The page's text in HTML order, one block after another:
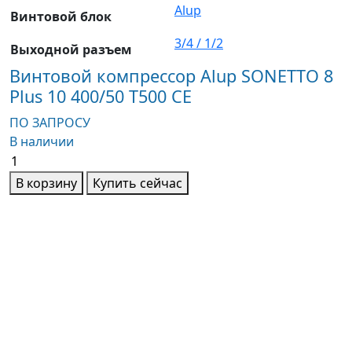
Винтовой блок Alup
Выходной разъем 3/4 / 1/2
Винтовой компрессор Alup SONETTO 8
Plus 10 400/50 T500 CE
ПО ЗАПРОСУ
В наличии
Винтовой
компрессор
Alup
В корзину Купить сейчас